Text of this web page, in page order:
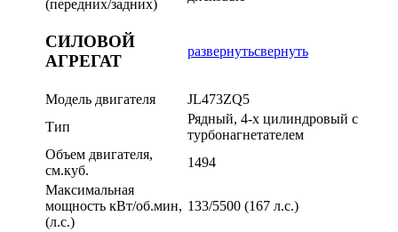
(передних/задних)
СИЛОВОЙ
АГРЕГАТ
развернутьсвернуть
Модель двигателя
JL473ZQ5
Тип
Рядный, 4-х цилиндровый с
турбонагнетателем
Объем двигателя,
см.куб.
1494
Максимальная
мощность кВт/об.мин,
(л.с.)
133/5500 (167 л.с.)